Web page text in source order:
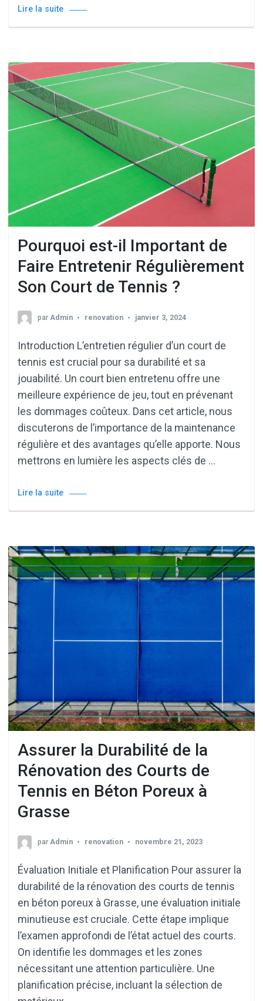
Lire la suite
Pourquoi est-il Important de
Faire Entretenir Régulièrement
Son Court de Tennis ?
par Admin renovation janvier 3, 2024
Introduction L’entretien régulier d’un court de
tennis est crucial pour sa durabilité et sa
jouabilité. Un court bien entretenu offre une
meilleure expérience de jeu, tout en prévenant
les dommages coûteux. Dans cet article, nous
discuterons de l’importance de la maintenance
régulière et des avantages qu’elle apporte. Nous
mettrons en lumière les aspects clés de …
Lire la suite
Assurer la Durabilité de la
Rénovation des Courts de
Tennis en Béton Poreux à
Grasse
parAdmin renovation novembre 21, 2023
Évaluation Initiale et Planification Pour assurer la
durabilité de la rénovation des courts de tennis
en béton poreux à Grasse, une évaluation initiale
minutieuse est cruciale. Cette étape implique
l’examen approfondi de l’état actuel des courts.
On identifie les dommages et les zones
nécessitant une attention particulière. Une
planification précise, incluant la sélection de